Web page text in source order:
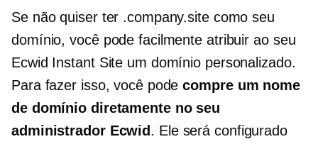
Se não quiser ter .company.site como seu
domínio, você pode facilmente atribuir ao seu
Ecwid Instant Site um domínio personalizado.
Para fazer isso, você podecompre um nome
de domínio diretamente no seu
administrador Ecwid. Ele será configurado